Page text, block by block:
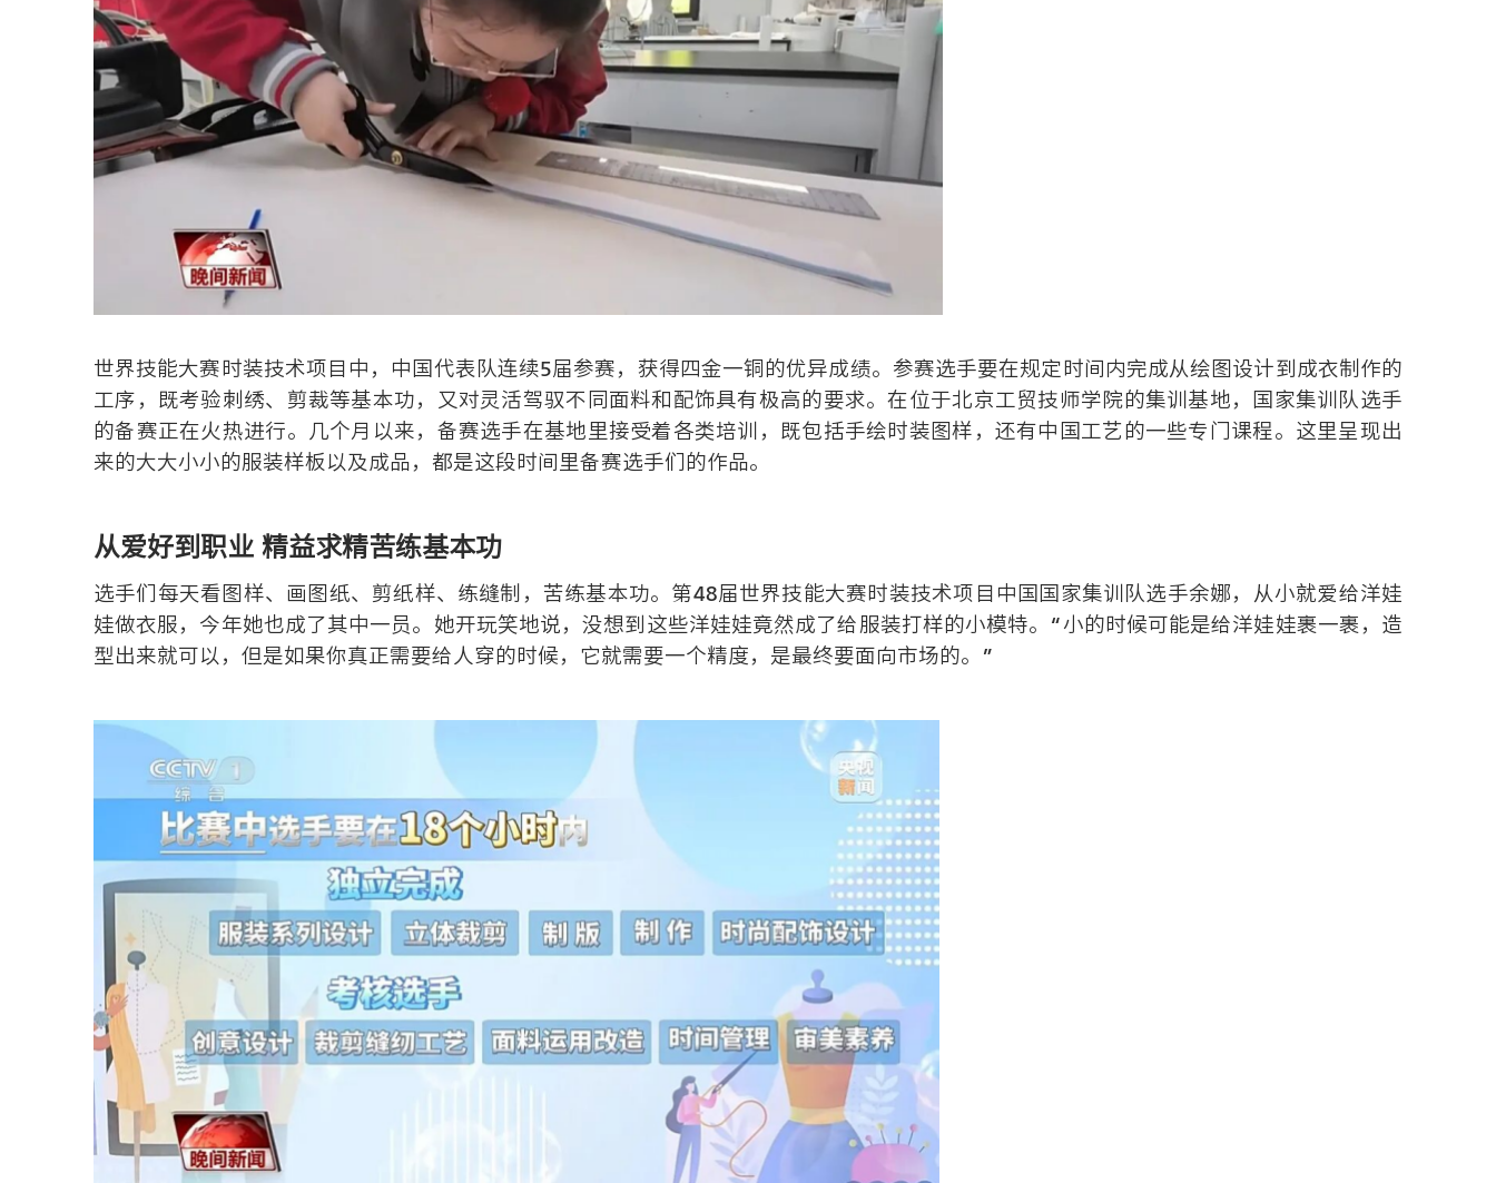
世界技能大赛时装技术项目中，中国代表队连续5届参赛，获得四金一铜的优异成绩。参赛选手要在规定时间内完成从绘图设计到成衣制作的
工序，既考验刺绣、剪裁等基本功，又对灵活驾驭不同面料和配饰具有极高的要求。在位于北京工贸技师学院的集训基地，国家集训队选手
的备赛正在火热进行。几个月以来，备赛选手在基地里接受着各类培训，既包括手绘时装图样，还有中国工艺的一些专门课程。这里呈现出
来的大大小小的服装样板以及成品，都是这段时间里备赛选手们的作品。
从爱好到职业 精益求精苦练基本功
选手们每天看图样、画图纸、剪纸样、练缝制，苦练基本功。第48届世界技能大赛时装技术项目中国国家集训队选手余娜，从小就爱给洋娃
娃做衣服，今年她也成了其中一员。她开玩笑地说，没想到这些洋娃娃竟然成了给服装打样的小模特。“小的时候可能是给洋娃娃裹一裹，造
型出来就可以，但是如果你真正需要给人穿的时候，它就需要一个精度，是最终要面向市场的。”